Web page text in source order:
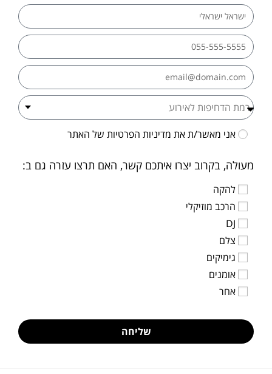
אני מאשר/ת את מדיניות הפרטיות של האתר
מעולה, בקרוב יצרו איתכם קשר, האם תרצו עזרה גם ב:
להקה
הרכב מוזיקלי
DJ
צלם
גימיקים
אומנים
אחר
שליחה